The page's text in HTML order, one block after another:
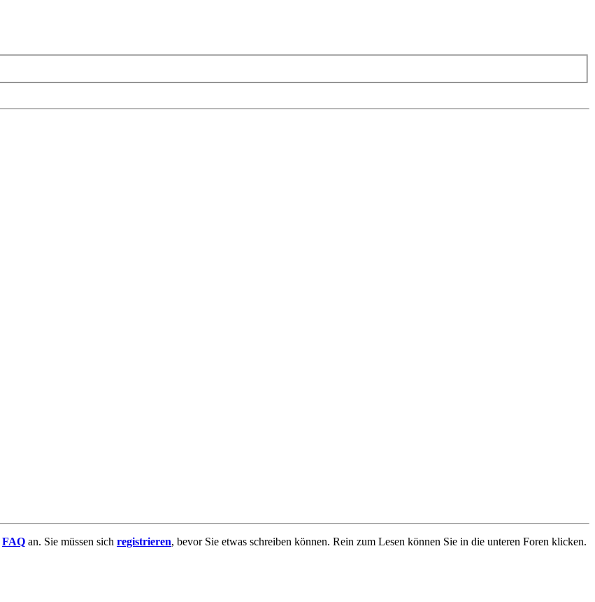
FAQ an. Sie müssen sich registrieren, bevor Sie etwas schreiben können. Rein zum Lesen können Sie in die unteren Foren klicken.